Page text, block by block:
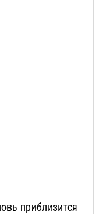
приблизится